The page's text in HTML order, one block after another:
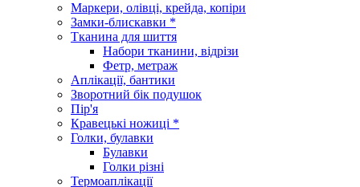
Маркери, олівці, крейда, копіри
Замки-блискавки *
Тканина для шиття
Набори тканини, відрізи
Фетр, метраж
Аплікації, бантики
Зворотний бік подушок
Пір'я
Кравецькі ножиці *
Голки, булавки
Булавки
Голки різні
Термоаплікації